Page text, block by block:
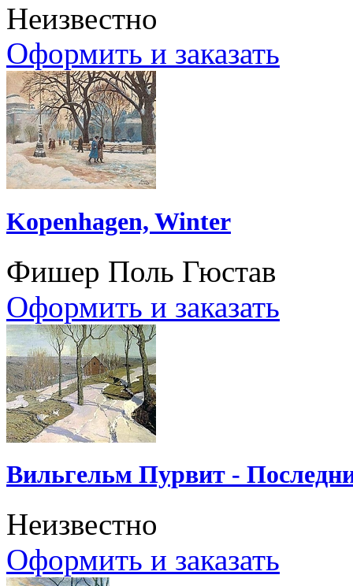
Неизвестно
Оформить и заказать
Kopenhagen, Winter
Фишер Поль Гюстав
Оформить и заказать
Вильгельм Пурвит -
Неизвестно
Оформить и заказать